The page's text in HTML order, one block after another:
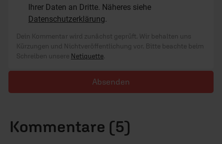
Ihrer Daten an Dritte. Näheres siehe
Datenschutzerklärung.
Dein Kommentar wird zunächst geprüft. Wir behalten uns
Kürzungen und Nichtveröffentlichung vor. Bitte beachte beim
Schreiben unsere Netiquette.
Absenden
Kommentare (5)